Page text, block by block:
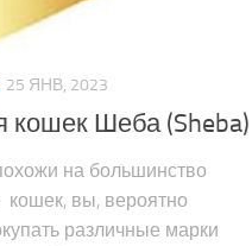
25 ЯНВ, 2023
кошек Шеба (Sheba)
на большинство
кошек, вы, вероятно
различные марки